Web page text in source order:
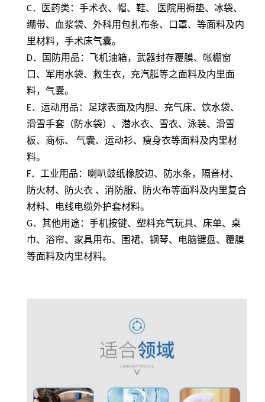
C．医药类：手术衣、帽、鞋、 医院用褥垫、冰袋、
绷带、血浆袋、外科用包扎布条、口罩、等面料及内
里材料，手术床气囊。
D．国防用品：飞机油箱，武器封存覆膜、帐棚窗
口、军用水袋、救生衣，充汽艇等之面料及内里面
料，气囊。
E．运动用品：足球表面及内胆、充气床、饮水袋、
滑雪手套（防水袋）、潜水衣、雪衣、泳装、滑雪
板、商标、 气囊、运动衫、瘦身衣等面料及内里材
料。
F．工业用品：喇叭鼓纸橡胶边、防水条，隔音材、
防火材、防火衣 、消防服、防火布等面料及内里复合
材料、电线电缆外护套材料。
G．其他用途：手机按键、塑料充气玩具、床单、桌
巾、浴帘、家具用布、围裙、钢琴、电脑键盘、覆膜
等面料及内里材料。